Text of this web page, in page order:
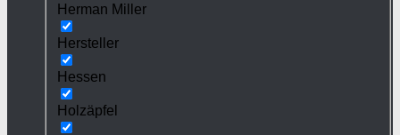
Herman Miller
Hersteller
Hessen
Holzäpfel